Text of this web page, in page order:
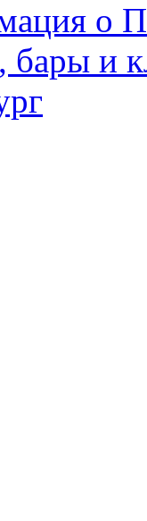
о
бары и